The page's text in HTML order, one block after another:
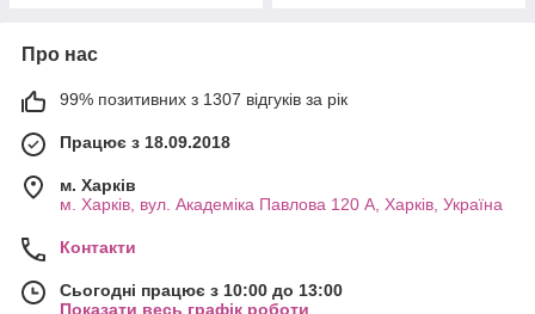
Про нас
99% позитивних з 1307 відгуків за рік
Працює з 18.09.2018
м. Харків
м. Харків, вул. Академіка Павлова 120 А, Харків, Україна
Контакти
Сьогодні працює з 10:00 до 13:00
Показати весь графік роботи